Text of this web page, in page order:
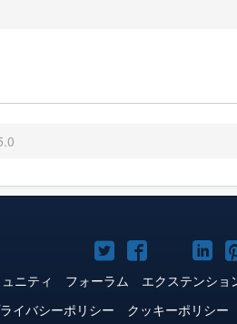
Joomla!
Twitter
Joomla!
Facebook
Joomla!
ニティ フォーラム エクステンショ
イバシーポリシー クッキーポリシー